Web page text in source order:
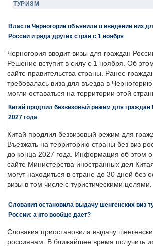
ТУРИЗМ
Власти Черногории объявили о введении виз
России и ряда других стран с 1 ноября
Черногория вводит визы для граждан
Решение вступит в силу с 1 ноября. Об
сайте правительства страны. Ранее
требовалась виза для въезда в
могли оставаться на территории этой
Китай продлил безвизовый режим для граждан
2027 года
Китай продлил безвизовый режим для
Въезжать на территорию страны без виз
до конца 2027 года. Информация об этом
сайте Министерства иностранных дел
могут находиться в стране до 30 дней без
визы в том числе с туристическими целями.
Словакия остановила выдачу шенгенских виз
России: а кто вообще дает?
Словакия приостановила выдачу
россиянам. В ближайшее время получить